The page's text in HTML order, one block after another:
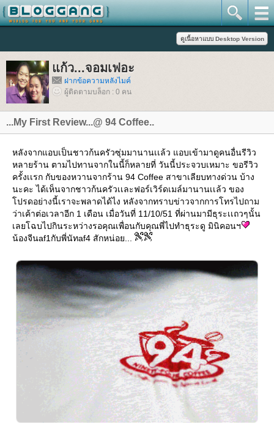
ก้ว...จอมเฟอะ
ฝากข้อความหลังไมค์
ผู้ติดตามบล็อก : 0 คน
...My First Review...@ 94 Coffee..
หลังจากแอบเป็นชาวก้นครัวซุ่มมานานเเล้ว แอบเข้ามาดูคนอื่นรีวิว
หลายร้าน ตามไปทานจากในนี้ก็หลายที่ วันนี้ประจวบเหมาะ ขอรีวิว
ครั้งเเรก กับของหวานจากร้าน 94 Coffee สาขาเลียบทางด่วน บ้าง
นะคะ ได้เห็นจากชาวก้นครัวเเละฟอร์เวิร์ดเมล์มานานเเล้ว ของ
ปรดอย่างนี้เราจะพลาดได้ไง หลังจากทราบข่าวจากการโทรไปถาม
ว่าเค้าต่อเวลาอีก 1 เดือน เมื่อวันที่ 11/10/51 ที่ผ่านมามีธุระเเถวๆนั้น
เลยโฉบไปกินระหว่างรอคุณเพื่อนกับคุณพี่ไปทำธุระดู มินิคอนฯ
น้องจีนaf1กับพี่นัทaf4 สักหน่อย...